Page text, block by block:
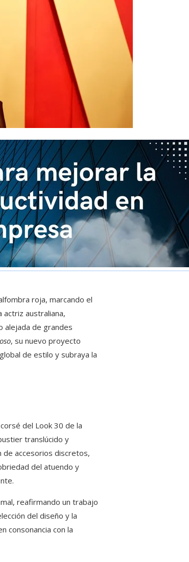
roja, marcando el
actriz australiana,
alejada de grandes
, su nuevo proyecto
de estilo y subraya la
del Look 30 de la
translúcido y
de accesorios discretos,
del atuendo y
reafirmando un trabajo
del diseño y la
consonancia con la